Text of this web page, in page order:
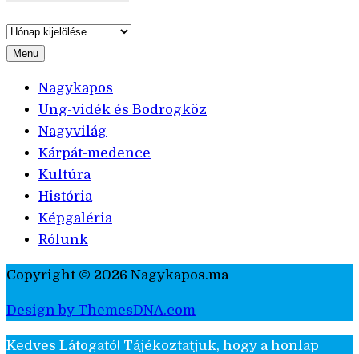
Archívum
Menu
Nagykapos
Ung-vidék és Bodrogköz
Nagyvilág
Kárpát-medence
Kultúra
História
Képgaléria
Rólunk
Copyright © 2026 Nagykapos.ma
Design by ThemesDNA.com
Kedves Látogató! Tájékoztatjuk, hogy a honlap